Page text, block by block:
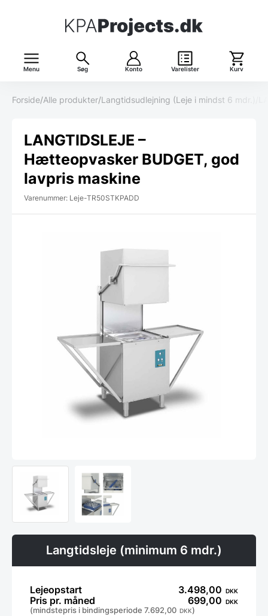
Menu Søg Konto Varelister Kurv
Forside/Alle produkter/Langtidsudlejning (Leje i mindst 6 mdr.)
LANGTIDSLEJE –
Hætteopvasker BUDGET, god
lavpris maskine
Varenummer: Leje-TR50STKPADD
Langtidsleje (minimum 6 mdr.)
Lejeopstart 3.498,00 DKK
Pris pr. måned 699,00 DKK
(mindstepris i bindingsperiode 7.692,00 DKK)